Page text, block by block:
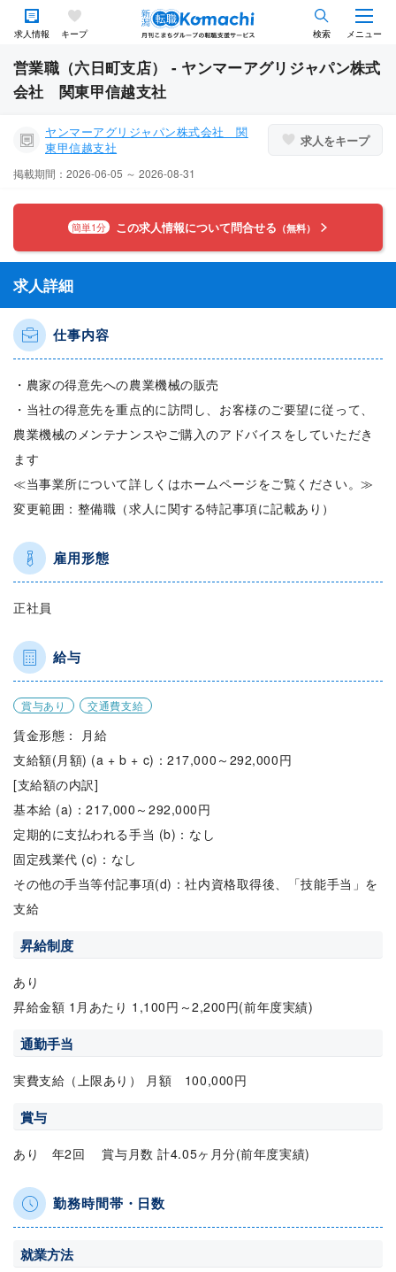
求人情報 キープ 検索 メニュー
営業職（六日町支店） - ヤンマーアグリジャパン株式
会社 関東甲信越支社
ヤンマーアグリジャパン株式会社 関
東甲信越支社
求人をキープ
掲載期間：2026-06-05 ～ 2026-08-31
簡単1分 この求人情報について問合せる （無料）
求人詳細
仕事内容
・農家の得意先への農業機械の販売
・当社の得意先を重点的に訪問し、お客様のご要望に従って、
農業機械のメンテナンスやご購入のアドバイスをしていただき
ます
≪当事業所について詳しくはホームページをご覧ください。≫
変更範囲：整備職（求人に関する特記事項に記載あり）
雇用形態
正社員
給与
賞与あり 交通費支給
賃金形態： 月給
支給額(月額) (a + b + c)：217,000～292,000円
[支給額の内訳]
基本給 (a)：217,000～292,000円
定期的に支払われる手当 (b)：なし
固定残業代 (c)：なし
その他の手当等付記事項(d)：社内資格取得後、「技能手当」を
支給
昇給制度
あり
昇給金額 1月あたり 1,100円～2,200円(前年度実績)
通勤手当
実費支給（上限あり） 月額 100,000円
賞与
あり 年2回 賞与月数 計4.05ヶ月分(前年度実績)
勤務時間帯・日数
就業方法